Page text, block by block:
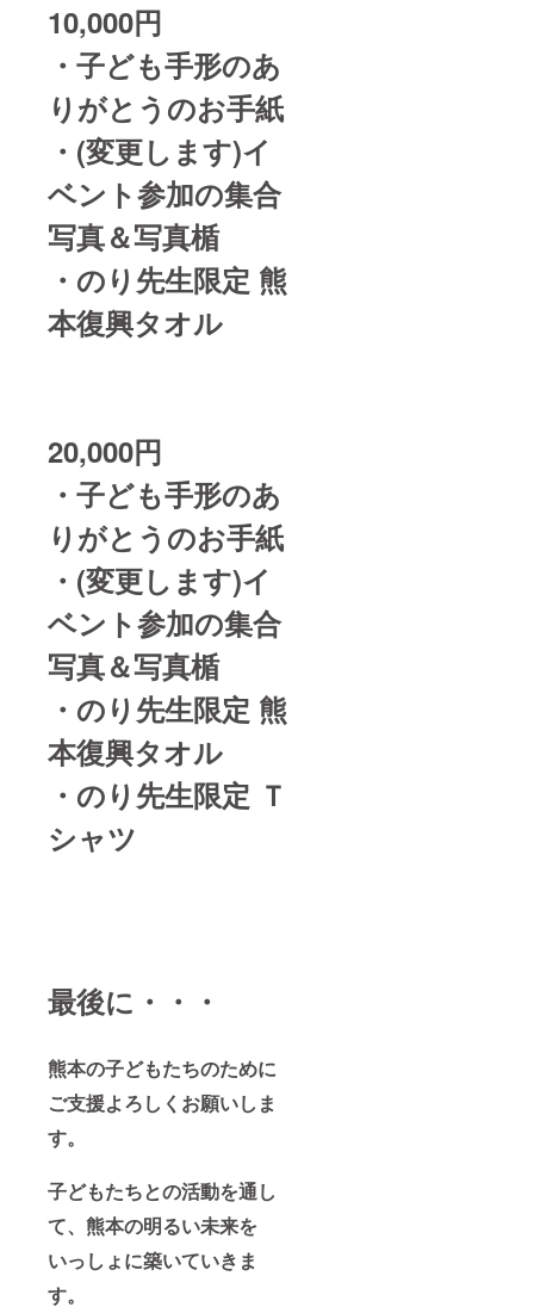
10,000円
・子ども手形のあ
りがとうのお手紙
・(変更します)イ
ベント参加の集合
写真＆写真楯
・のり先生限定 熊
本復興タオル
20,000円
・子ども手形のあ
りがとうのお手紙
・(変更します)イ
ベント参加の集合
写真＆写真楯
・のり先生限定 熊
本復興タオル
・のり先生限定 Ｔ
シャツ
最後に・・・
熊本の子どもたちのために
ご支援よろしくお願いしま
す。
子どもたちとの活動を通し
て、熊本の明るい未来を
いっしょに築いていきま
す。